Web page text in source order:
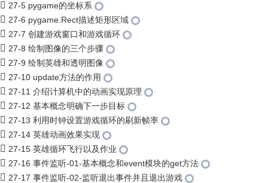
27-5 pygame的坐标系
27-6 pygame.Rect描述矩形区域
27-7 创建游戏窗口和游戏循环
27-8 绘制图像的三个步骤
27-9 绘制英雄和透明图像
27-10 update方法的作用
27-11 介绍计算机中的动画实现原理
27-12 基本概念明确下一步目标
27-13 利用时钟设置游戏循环的刷新帧率
27-14 英雄动画效果实现
27-15 英雄循环飞行以及作业
27-16 事件监听-01-基本概念和event模块的get方法
27-17 事件监听-02-监听退出事件并且退出游戏